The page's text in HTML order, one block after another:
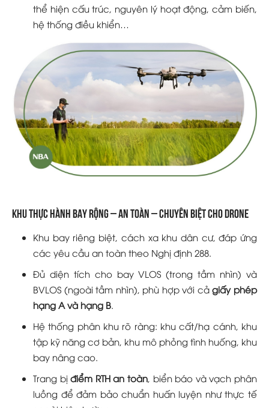
thể hiện cấu trúc, nguyên lý hoạt động, cảm biến,
hệ thống điều khiển…
Khu thực hành bay rộng – an toàn – chuyên biệt cho Drone
Khu bay riêng biệt, cách xa khu dân cư, đáp ứng
các yêu cầu an toàn theo Nghị định 288.
Đủ diện tích cho bay VLOS (trong tầm nhìn) và
BVLOS (ngoài tầm nhìn), phù hợp với cảgiấy phép
hạng A và hạng B
Hệ thống phân khu rõ ràng: khu cất/hạ cánh, khu
tập kỹ năng cơ bản, khu mô phỏng tình huống, khu
bay nâng cao.
Trang bịđiểm RTH an toàn , biển báo và vạch phân
luồng để đảm bảo chuẩn huấn luyện như thực tế